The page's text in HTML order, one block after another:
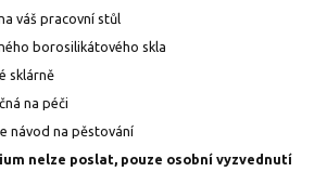
váš pracovní stůl
borosilikátového skla
sklárně
na péči
návod na pěstování
nelze poslat, pouze osobní vyzvednutí